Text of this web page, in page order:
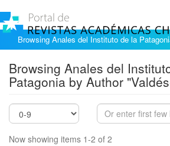
Browsing Anales del Instituto de la
Browsing Anales del
Patagonia by Author
Now showing items 1-2 of 2